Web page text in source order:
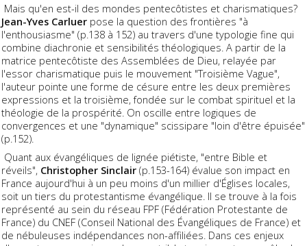
Mais qu'en est-il des mondes pentecôtistes et charismatiques?
Jean-Yves Carluer pose la question des frontières "à
l'enthousiasme" (p.138 à 152) au travers d'une typologie fine qui
combine diachronie et sensibilités théologiques. A partir de la
matrice pentecôtiste des Assemblées de Dieu, relayée par
l'essor charismatique puis le mouvement "Troisième Vague",
l'auteur pointe une forme de césure entre les deux premières
expressions et la troisième, fondée sur le combat spirituel et la
théologie de la prospérité. On oscille entre logiques de
convergences et une "dynamique" scissipare "loin d'être épuisée"
(p.152).
Quant aux évangéliques de lignée piétiste, "entre Bible et
réveils", Christopher Sinclair (p.153-164) évalue son impact en
France aujourd'hui à un peu moins d'un millier d'Églises locales,
soit un tiers du protestantisme évangélique. Il se trouve à la fois
représenté au sein du réseau FPF (Fédération Protestante de
France) du CNEF (Conseil National des Évangéliques de France) et
de nébuleuses indépendances non-affiliées. Dans ces enjeux